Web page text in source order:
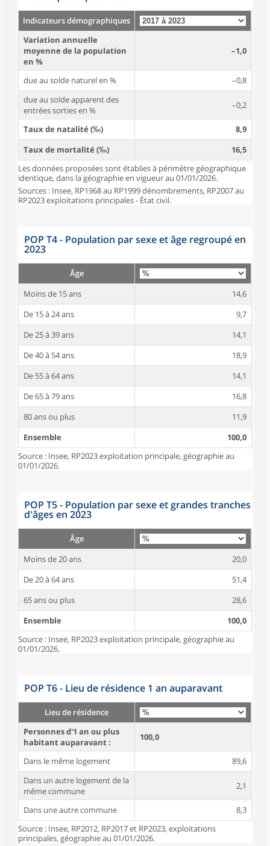
Indicateurs démographiques
Variation annuelle
moyenne de la population
en %
–1,0
due au solde naturel en %
–0,8
due au solde apparent des
entrées sorties en %
–0,2
Taux de natalité (‰)
8,9
Taux de mortalité (‰)
16,5
Les données proposées sont établies à périmètre géographique
identique, dans la géographie en vigueur au 01/01/2026.
Sources : Insee, RP1968 au RP1999 dénombrements, RP2007 au
RP2023 exploitations principales - État civil.
POP T4 - Population par sexe et âge regroupé en
2023
Âge
Moins de 15 ans
14,6
De 15 à 24 ans
9,7
De 25 à 39 ans
14,1
De 40 à 54 ans
18,9
De 55 à 64 ans
14,1
De 65 à 79 ans
16,8
80 ans ou plus
11,9
Ensemble
100,0
Source : Insee, RP2023 exploitation principale, géographie au
01/01/2026.
POP T5 - Population par sexe et grandes tranches
d'âges en 2023
Âge
Moins de 20 ans
20,0
De 20 à 64 ans
51,4
65 ans ou plus
28,6
Ensemble
100,0
Source : Insee, RP2023 exploitation principale, géographie au
01/01/2026.
POP T6 - Lieu de résidence 1 an auparavant
Lieu de résidence
Personnes d'1 an ou plus
habitant auparavant :
100,0
Dans le même logement
89,6
Dans un autre logement de la
même commune
2,1
Dans une autre commune
8,3
Source : Insee, RP2012, RP2017 et RP2023, exploitations
principales, géographie au 01/01/2026.